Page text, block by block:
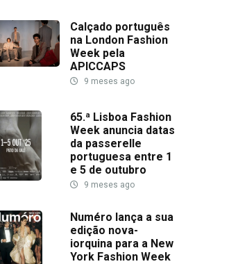
Calçado português
na London Fashion
Week pela
APICCAPS
9 meses ago
65.ª Lisboa Fashion
Week anuncia datas
da passerelle
portuguesa entre 1
e 5 de outubro
9 meses ago
Numéro lança a sua
edição nova-
iorquina para a New
York Fashion Week